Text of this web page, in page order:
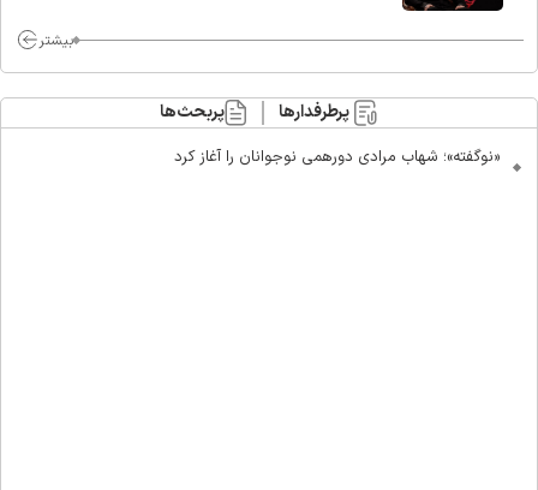
بیشتر
پرطرفدارها پربحث‌ها
«نوگفته»؛ شهاب مرادی دورهمی نوجوانان را آغاز کرد